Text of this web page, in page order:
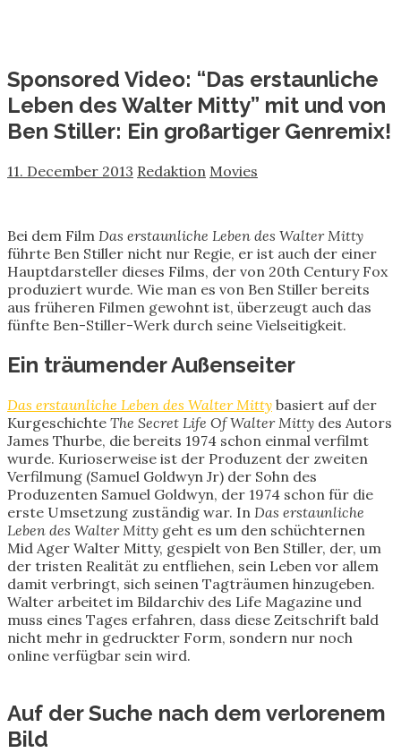
Sponsored Video: “Das erstaunliche
Leben des Walter Mitty” mit und von
Ben Stiller: Ein großartiger Genremix!
11. December 2013 Redaktion Movies
Bei dem Film Das erstaunliche Leben des Walter Mitty
führte Ben Stiller nicht nur Regie, er ist auch der einer
Hauptdarsteller dieses Films, der von 20th Century Fox
produziert wurde. Wie man es von Ben Stiller bereits
aus früheren Filmen gewohnt ist, überzeugt auch das
fünfte Ben-Stiller-Werk durch seine Vielseitigkeit.
Ein träumender Außenseiter
Das erstaunliche Leben des Walter Mitty basiert auf der
Kurgeschichte The Secret Life Of Walter Mitty des Autors
James Thurbe, die bereits 1974 schon einmal verfilmt
wurde. Kurioserweise ist der Produzent der zweiten
Verfilmung (Samuel Goldwyn Jr) der Sohn des
Produzenten Samuel Goldwyn, der 1974 schon für die
erste Umsetzung zuständig war. In Das erstaunliche
Leben des Walter Mitty geht es um den schüchternen
Mid Ager Walter Mitty, gespielt von Ben Stiller, der, um
der tristen Realität zu entfliehen, sein Leben vor allem
damit verbringt, sich seinen Tagträumen hinzugeben.
Walter arbeitet im Bildarchiv des Life Magazine und
muss eines Tages erfahren, dass diese Zeitschrift bald
nicht mehr in gedruckter Form, sondern nur noch
online verfügbar sein wird.
Auf der Suche nach dem verlorenem
Bild